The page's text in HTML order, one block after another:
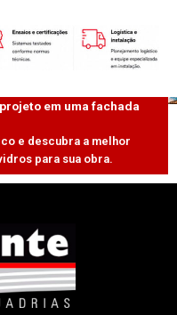
em uma fachada
e descubra a melhor
para sua obra.